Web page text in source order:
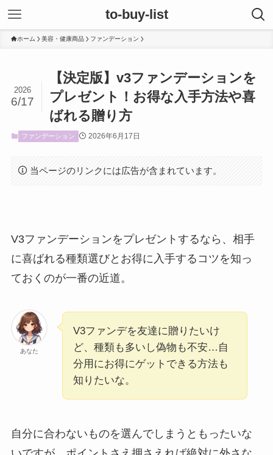
to-buy-list
ホーム 美容・健康商品 ファンデーション
【決定版】v3ファンデーションを
プレゼント！お得な入手方法や喜
ばれる贈り方
2026
6/17
ファンデーション 2026年6月17日
当ページのリンクには広告が含まれています。
V3ファンデーションをプレゼントするなら、相手
に喜ばれる種類選びとお得に入手するコツを知っ
ておくのが一番の近道。
あなた
V3ファンデを友達に贈りたいけ
ど、種類も多いし偽物も不安…自
分用にお得にゲットできる方法も
知りたいな。
自分に合わないものを選んでしまうともったいな